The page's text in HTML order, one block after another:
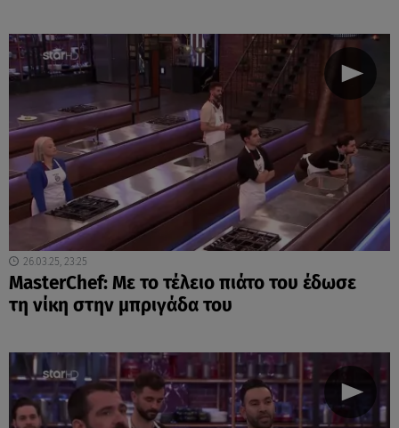
26.03.25, 23:25
MasterChef: Με το τέλειο πιάτο του έδωσε
τη νίκη στην μπριγάδα του